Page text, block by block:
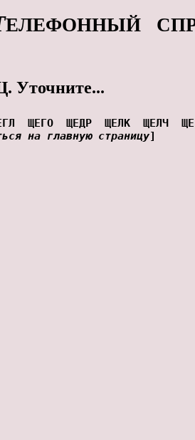
ЕЛЕФОННЫЙ
Уточните...
ЩЕГО ЩЕДР ЩЕЛК ЩЕЛЧ
на главную страницу]